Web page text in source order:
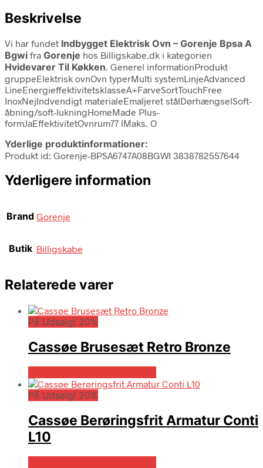
Beskrivelse
Vi har fundet Indbygget Elektrisk Ovn – Gorenje Bpsa A
Bgwi fra Gorenje hos Billigskabe.dk i kategorien
Hvidevarer Til Køkken. Generel informationProdukt
gruppeElektrisk ovnOvn typerMulti systemLinjeAdvanced
LineEnergieffektivitetsklasseA+FarveSortTouchFree
InoxNejIndvendigt materialeEmaljeret stålDørhængselSoft-
åbning/soft-lukningHomeMade Plus-
formJaEffektivitetOvnrum77 lMaks. O
Yderlige produktinformationer:
Produkt id: Gorenje-BPSA6747A08BGWI 3838782557644
Yderligere information
Brand Gorenje
Butik Billigskabe
Relaterede varer
På Udsalg! 20%
Cassøe Brusesæt Retro Bronze
På Udsalg! 20%
Cassøe Berøringsfrit Armatur Conti
L10